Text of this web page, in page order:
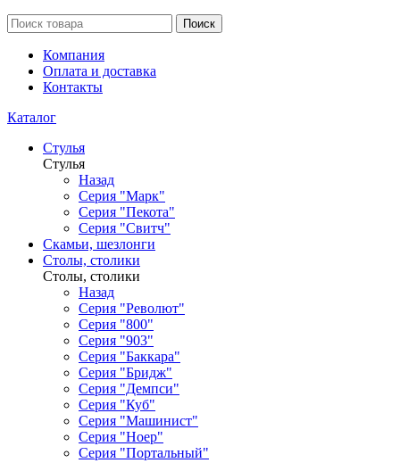
Поиск
Компания
Оплата и доставка
Контакты
Каталог
Стулья
Стулья
Назад
Серия "Марк"
Серия "Пекота"
Серия "Свитч"
Скамьи, шезлонги
Столы, столики
Столы, столики
Назад
Серия "Револют"
Серия "800"
Серия "903"
Серия "Баккара"
Серия "Бридж"
Серия "Демпси"
Серия "Куб"
Серия "Машинист"
Серия "Ноер"
Серия "Портальный"